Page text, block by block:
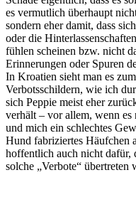
es vermutlich überhaupt
sondern eher damit, dass
oder die
fühlen scheinen bzw. nicht
Erinnerungen oder Spuren
In Kroatien sieht man es
Verbotsschildern, wie ich
sich Peppie meist eher
verhält – vor allem, wenn es
und mich ein schlechtes
Hund fabriziertes Häufchen
hoffentlich auch nicht dafür,
solche „Verbote“ übertreten